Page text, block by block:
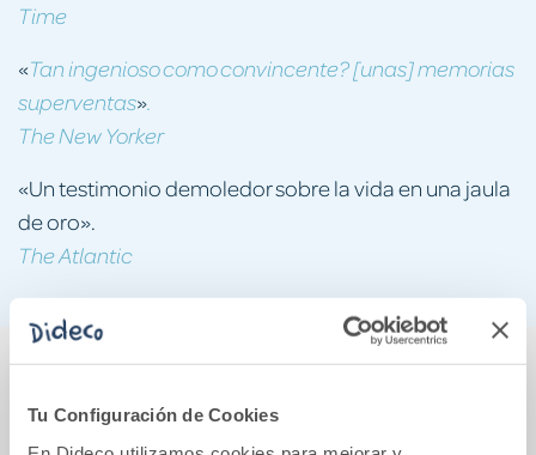
Tu Configuración de Cookies
Time
«Tan ingenioso como convincente? [unas] memorias
superventas»
The New Yorker
«Un testimonio demoledor sobre la vida en una jaula
de oro».
The Atlantic
También podría gustarte...